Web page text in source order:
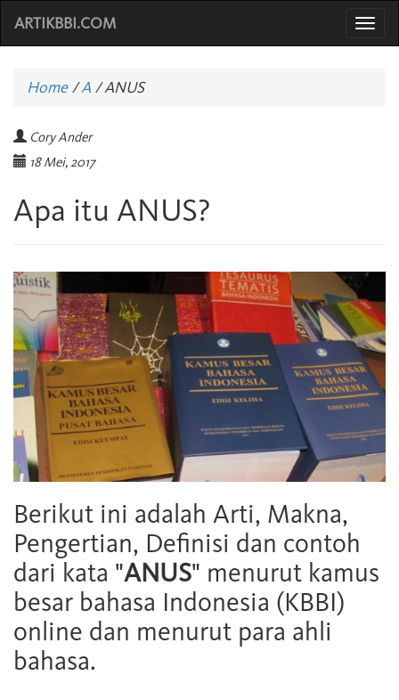
ARTIKBBI.COM
Home/A /ANUS
Cory Ander
18 Mei, 2017
Apa itu ANUS?
Berikut ini adalah Arti, Makna,
Pengertian, Definisi dan contoh
dari kata "ANUS" menurut kamus
besar bahasa Indonesia (KBBI)
online dan menurut para ahli
bahasa.